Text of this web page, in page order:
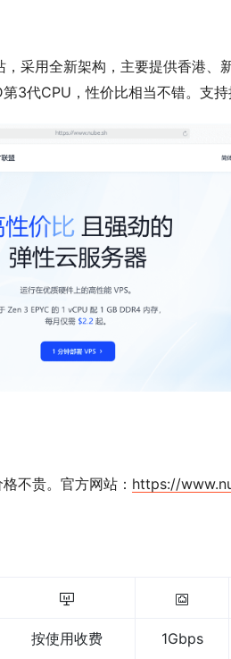
采用全新架构，主要提供香港、
3代CPU，性价比相当不错。支持
不贵。官方网站： https://
按使用收费 1Gbps